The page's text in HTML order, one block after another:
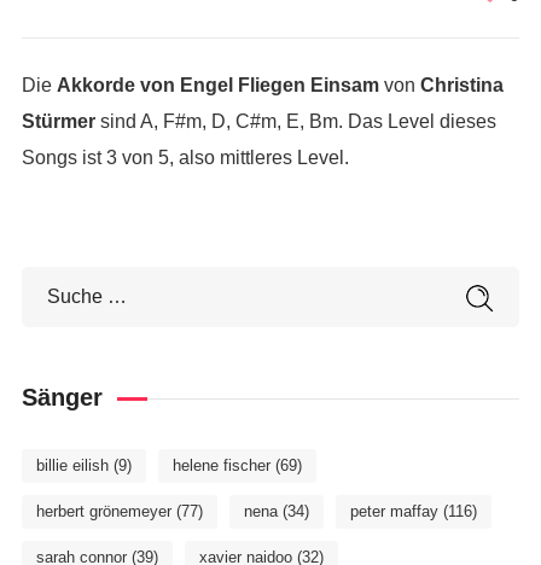
Die Akkorde von Engel Fliegen Einsamvon Christina
Stürmersind A, F#m, D, C#m, E, Bm. Das Level dieses
Songs ist 3 von 5, also mittleres Level.
Sänger
billie eilish(9) helene fischer(69)
herbert grönemeyer(77) nena(34) peter maffay(116)
sarah connor(39) xavier naidoo(32)